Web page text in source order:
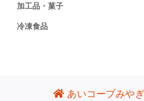
加工品・菓子
冷凍食品
あいコープみや